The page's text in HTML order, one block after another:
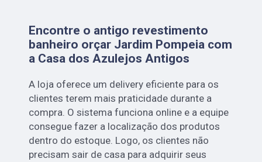
Encontre o antigo revestimento
banheiro orçar Jardim Pompeia com
a Casa dos Azulejos Antigos
A loja oferece um delivery eficiente para os
clientes terem mais praticidade durante a
compra. O sistema funciona online e a equipe
consegue fazer a localização dos produtos
dentro do estoque. Logo, os clientes não
precisam sair de casa para adquirir seus